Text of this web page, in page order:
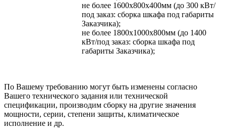
не более 1600х800х400мм (до 300 кВт/
под заказ: сборка шкафа под габариты
Заказчика);
не более 1800х1000х800мм (до 1400
кВт/под заказ: сборка шкафа под
габариты Заказчика);
По Вашему требованию могут быть изменены согласно
Вашего технического задания или технической
спецификации, производим сборку на другие значения
мощности, серии, степени защиты, климатическое
исполнение и др.